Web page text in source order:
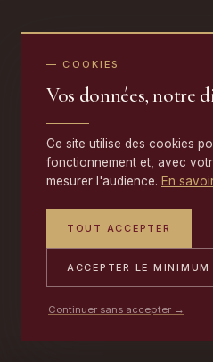
— COOKIES
Vos données, notre
Ce site utilise des cookies
fonctionnement et, avec
mesurer l'audience. En
TOUT ACCEPTER
ACCEPTER LE MINIMUM
Continuer sans accepter →